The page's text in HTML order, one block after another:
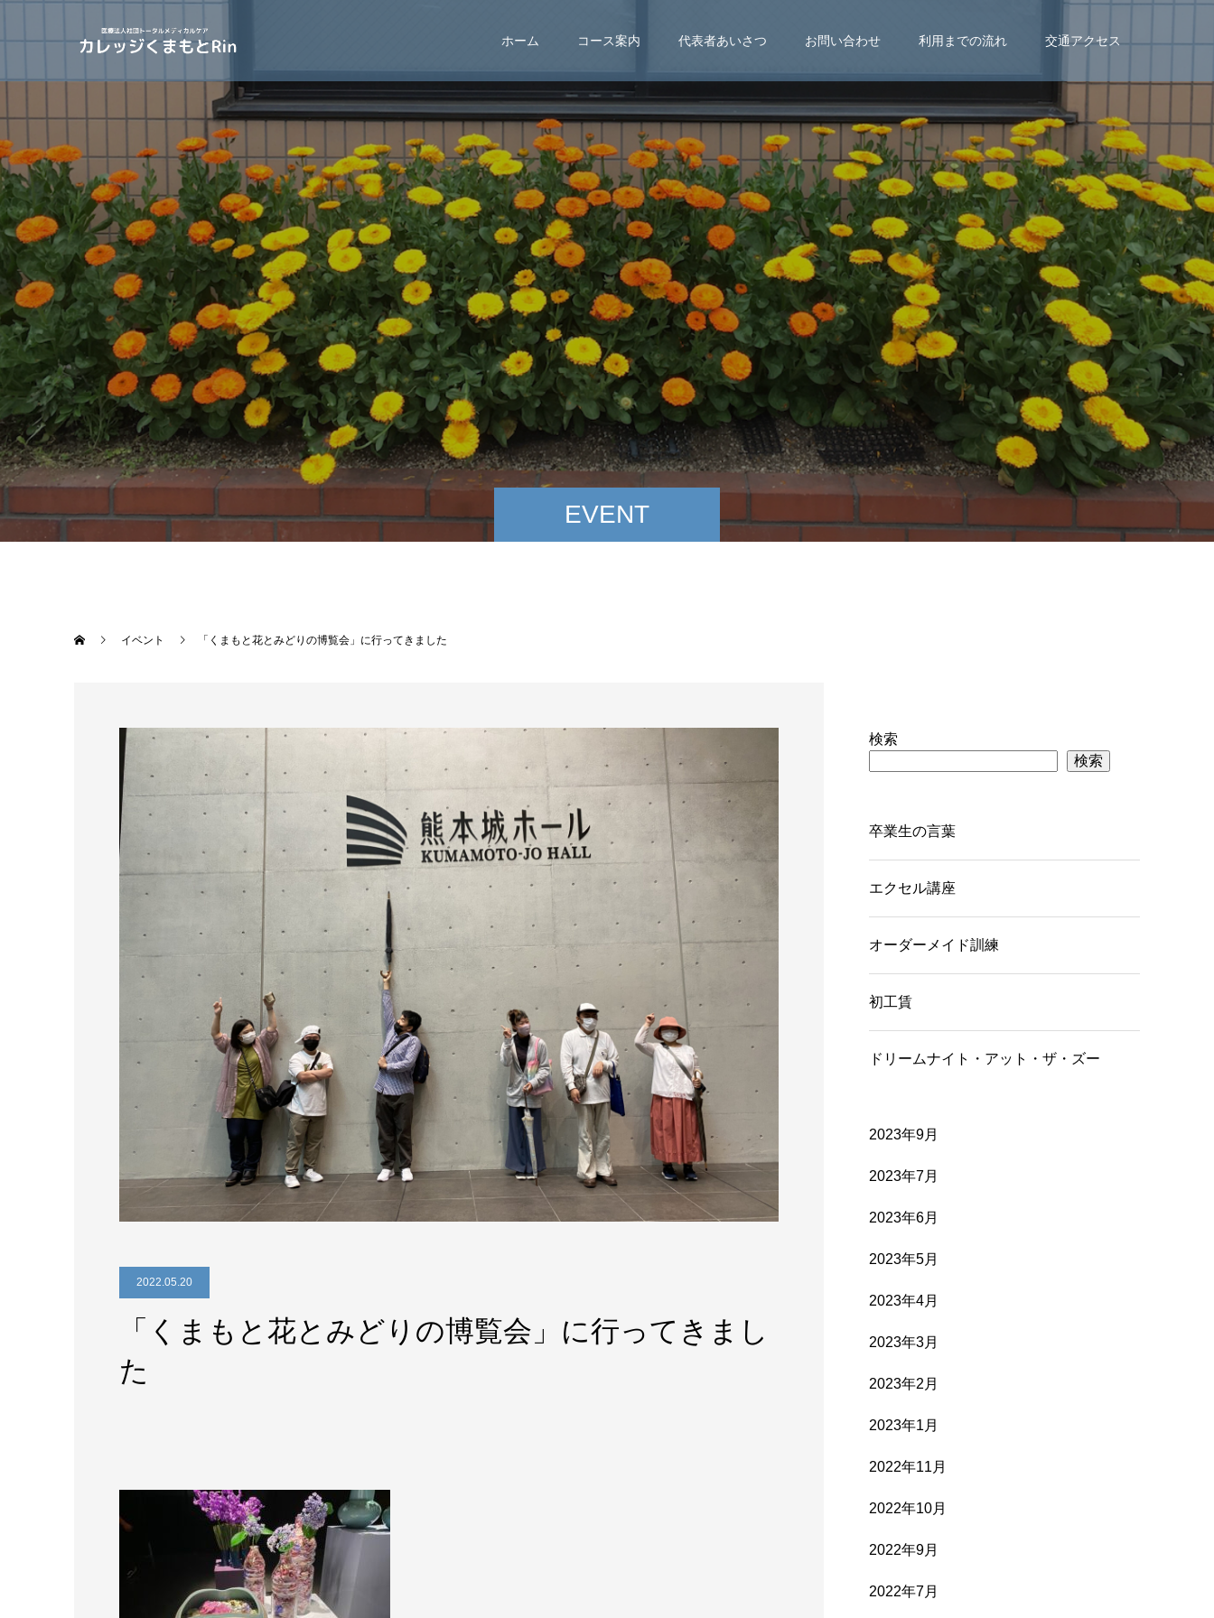
ホーム コース案内 代表者あいさつ お問い合わせ 利用までの流れ 交通アクセス
EVENT
イベント 「くまもと花とみどりの博覧会」に行ってきました
2022.05.20
「くまもと花とみどりの博覧会」に行ってきまし
た
検索
検索
卒業生の言葉
エクセル講座
オーダーメイド訓練
初工賃
ドリームナイト・アット・ザ・ズー
2023年9月
2023年7月
2023年6月
2023年5月
2023年4月
2023年3月
2023年2月
2023年1月
2022年11月
2022年10月
2022年9月
2022年7月